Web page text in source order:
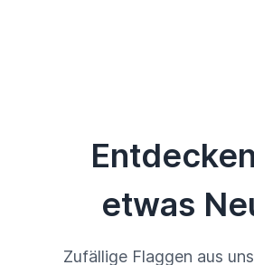
etwas
Zufällige Flaggen aus